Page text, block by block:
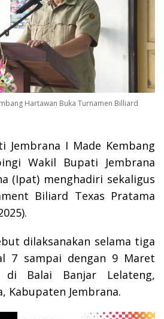
Hartawan Buka Turnamen Billiard
Jembrana I Made Kembang
Wakil Bupati Jembrana
(Ipat) menghadiri sekaligus
Biliard Texas Pratama
dilaksanakan selama tiga
7 sampai dengan 9 Maret
di Balai Banjar Lelateng,
Kabupaten Jembrana.